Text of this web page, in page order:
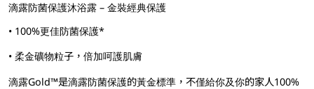
滴露防菌保護沐浴露 – 金裝經典保護
• 100%更佳防菌保護*
• 柔金礦物粒子，倍加呵護肌膚
滴露Gold™是滴露防菌保護的黃金標準，不僅給你及你的家人100%